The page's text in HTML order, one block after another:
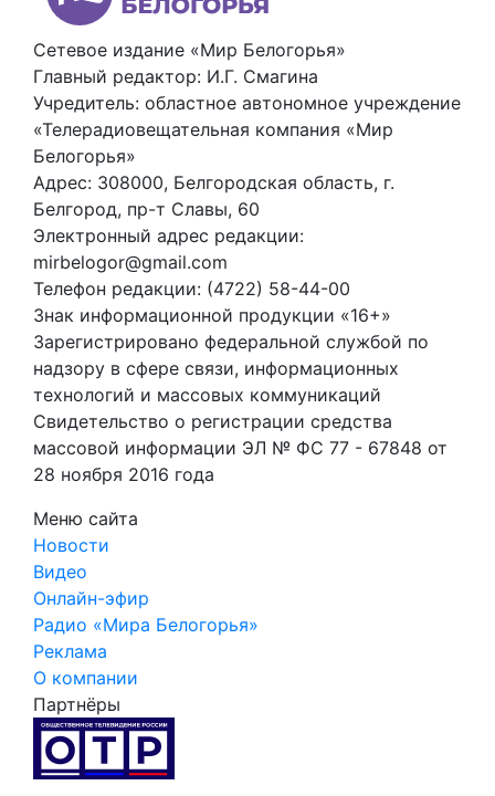
Сетевое издание «Мир Белогорья»
Главный редактор: И.Г. Смагина
Учредитель: областное автономное учреждение
«Телерадиовещательная компания «Мир
Белогорья»
Адрес: 308000, Белгородская область, г.
Белгород, пр-т Славы, 60
Электронный адрес редакции:
mirbelogor@gmail.com
Телефон редакции: (4722) 58-44-00
Знак информационной продукции «16+»
Зарегистрировано федеральной службой по
надзору в сфере связи, информационных
технологий и массовых коммуникаций
Свидетельство о регистрации средства
массовой информации ЭЛ № ФС 77 - 67848 от
28 ноября 2016 года
Меню сайта
Новости
Видео
Онлайн-эфир
Радио «Мира Белогорья»
Реклама
О компании
Партнёры